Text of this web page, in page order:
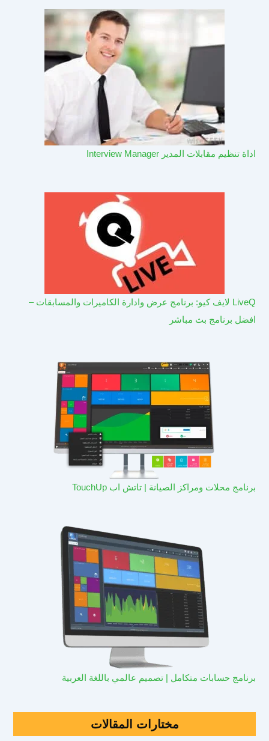
اداة تنظيم مقابلات المدير Interview Manager
LiveQ لايف كيو: برنامج عرض وادارة الكاميرات والمسابقات –
افضل برنامج بث مباشر
برنامج محلات ومراكز الصيانة | تاتش اب TouchUp
برنامج حسابات متكامل | تصميم عالمي باللغة العربية
مختارات المقالات